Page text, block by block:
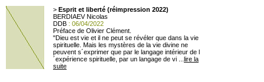
> Esprit et liberté (réimpression 2022)
BERDIAEV Nicolas
DDB : 06/04/2022
Préface de Olivier Clément.
"Dieu est vie et il ne peut se révéler que dans la vie
spirituelle. Mais les mystères de la vie divine ne
peuvent s´exprimer que par le langage intérieur de l
´expérience spirituelle, par un langage de vi ... lire la
suite